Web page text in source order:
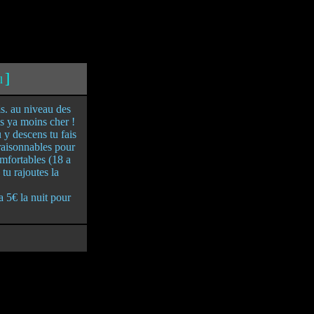
]
au niveau des
ya moins cher !
descens tu fais
pour
(18 a
rajoutes la
5€ la nuit pour